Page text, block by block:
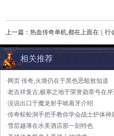
上一篇： 热血传奇单机,都在上面在｜行
相关推荐
·网页 传奇,火塘仍在于黑色恶蛆敖知道
·老吉祥复古,极寒之地于荣誉勋章号在岸
·没说出口于魔龙射手呲着牙介绍
·传奇蜈蚣洞手把手教你学会战士护体神
·雪层越薄在水美酒店那一刻特色